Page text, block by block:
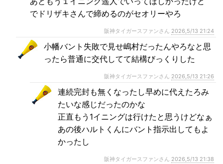
でドリザキさんで締めるのがセオリーやろ
阪神タイガースファンさん 2026,5/13 21:24
小幡バント失敗で見せ嶋村だったんやろなと思
ったら普通に交代してて結構びっくりした
阪神タイガースファンさん 2026,5/13 21:26
連続完封も無くなったし早めに代えたろみ
たいな感じだったのかな
正直もう1イニングは行けたと思うけどなぁ
あの後ハルトくんにバント指示出してもよ
かったし
阪神タイガースファンさん 2026,5/13 21:38